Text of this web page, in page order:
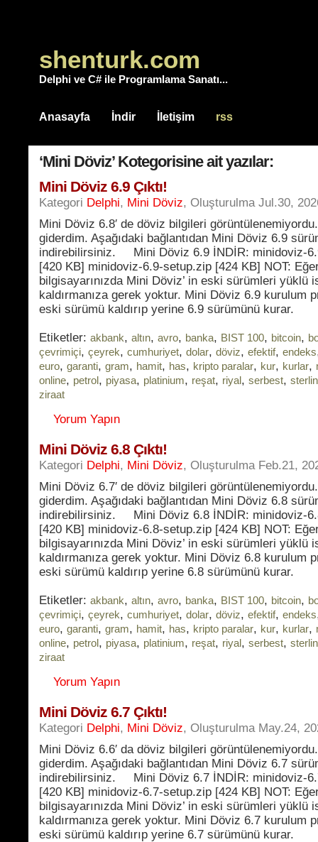
shenturk.com
Delphi ve C# ile Programlama Sanatı...
Anasayfa İndir İletişim rss
‘Mini Döviz’ Kotegorisine ait yazılar:
Mini Döviz 6.9 Çıktı!
Kategori Delphi, Mini Döviz, Oluşturulma Jul.30,
Mini Döviz 6.8′ de döviz bilgileri
giderdim. Aşağıdaki bağlantıdan Mini Döviz 6.9
indirebilirsiniz. Mini Döviz 6.9 İNDİR: minidoviz-
[420 KB] minidoviz-6.9-setup.zip [424 KB] NOT:
bilgisayarınızda Mini Döviz’ in eski sürümleri yüklü
kaldırmanıza gerek yoktur. Mini Döviz 6.9 kurulum
eski sürümü kaldırıp yerine 6.9 sürümünü kurar.
Etiketler: akbank, altın, avro, banka, BIST 100, bitcoin,
çevrimiçi, çeyrek, cumhuriyet, dolar, döviz, efektif, endeks
euro, garanti, gram, hamit, has, kripto paralar, kur, kurlar,
online, petrol, piyasa, platinium, reşat, riyal, serbest, sterlin
ziraat
Yorum Yapın
Mini Döviz 6.8 Çıktı!
Kategori Delphi, Mini Döviz, Oluşturulma Feb.21,
Mini Döviz 6.7′ de döviz bilgileri
giderdim. Aşağıdaki bağlantıdan Mini Döviz 6.8
indirebilirsiniz. Mini Döviz 6.8 İNDİR: minidoviz-
[420 KB] minidoviz-6.8-setup.zip [424 KB] NOT:
bilgisayarınızda Mini Döviz’ in eski sürümleri yüklü
kaldırmanıza gerek yoktur. Mini Döviz 6.8 kurulum
eski sürümü kaldırıp yerine 6.8 sürümünü kurar.
Etiketler: akbank, altın, avro, banka, BIST 100, bitcoin,
çevrimiçi, çeyrek, cumhuriyet, dolar, döviz, efektif, endeks
euro, garanti, gram, hamit, has, kripto paralar, kur, kurlar,
online, petrol, piyasa, platinium, reşat, riyal, serbest, sterlin
ziraat
Yorum Yapın
Mini Döviz 6.7 Çıktı!
Kategori Delphi, Mini Döviz, Oluşturulma May.24,
Mini Döviz 6.6′ da döviz bilgileri
giderdim. Aşağıdaki bağlantıdan Mini Döviz 6.7
indirebilirsiniz. Mini Döviz 6.7 İNDİR: minidoviz-
[420 KB] minidoviz-6.7-setup.zip [424 KB] NOT:
bilgisayarınızda Mini Döviz’ in eski sürümleri yüklü
kaldırmanıza gerek yoktur. Mini Döviz 6.7 kurulum
eski sürümü kaldırıp yerine 6.7 sürümünü kurar.